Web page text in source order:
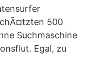
500
Suchmaschine
Egal, zu